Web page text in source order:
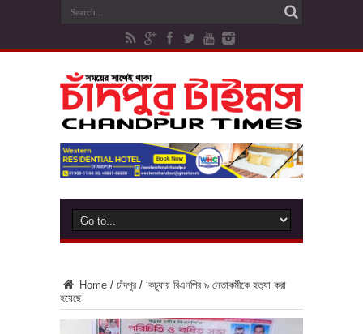
Home / চাঁদপুর / ‘কচুয়ায় বিএনপির ৯ নেতাকর্মীকে হত্যা করা
হয়েছে’